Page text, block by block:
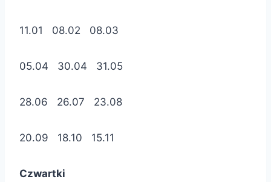
11.01 08.02 08.03
05.04 30.04 31.05
28.06 26.07 23.08
20.09 18.10 15.11
Czwartki